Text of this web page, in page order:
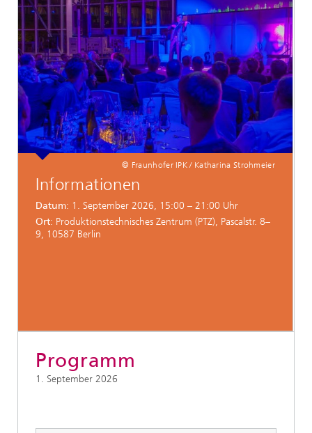
© Fraunhofer IPK / Katharina Strohmeier
Informationen
Datum: 1. September 2026, 15:00 – 21:00 Uhr
Ort: Produktionstechnisches Zentrum (PTZ), Pascalstr. 8–
9, 10587 Berlin
Programm
1. September 2026